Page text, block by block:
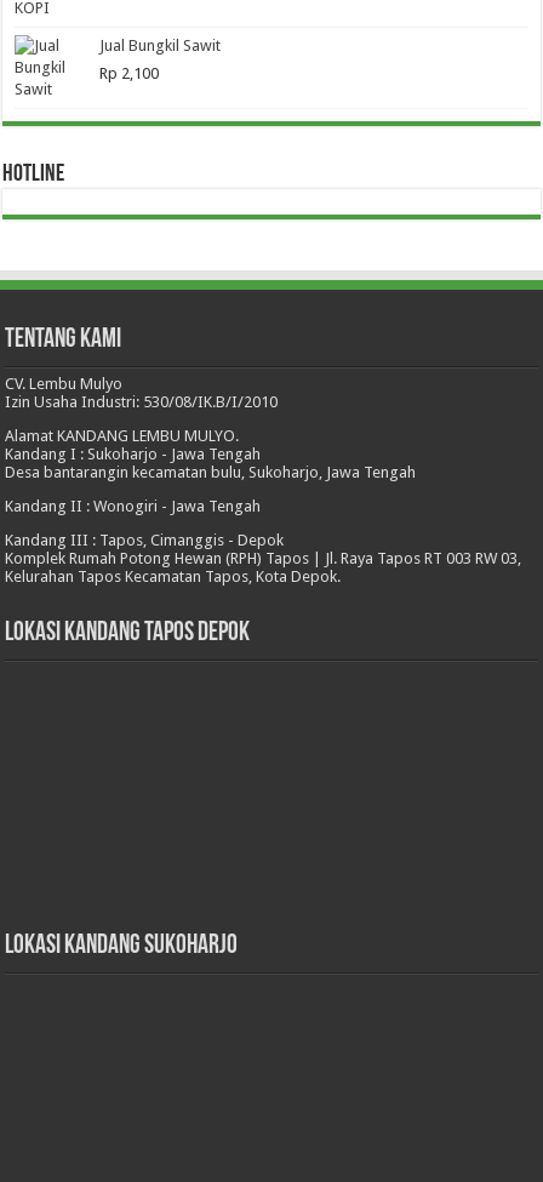
Jual Bungkil Sawit
Rp 2,100
HOTLINE
Tentang Kami
CV. Lembu Mulyo
Izin Usaha Industri: 530/08/IK.B/I/2010
Alamat KANDANG LEMBU MULYO.
Kandang I : Sukoharjo - Jawa Tengah
Desa bantarangin kecamatan bulu, Sukoharjo, Jawa Tengah
Kandang II : Wonogiri - Jawa Tengah
Kandang III : Tapos, Cimanggis - Depok
Komplek Rumah Potong Hewan (RPH) Tapos | Jl. Raya Tapos RT 003 RW 03,
Kelurahan Tapos Kecamatan Tapos, Kota Depok.
Lokasi Kandang Tapos Depok
Lokasi Kandang Sukoharjo